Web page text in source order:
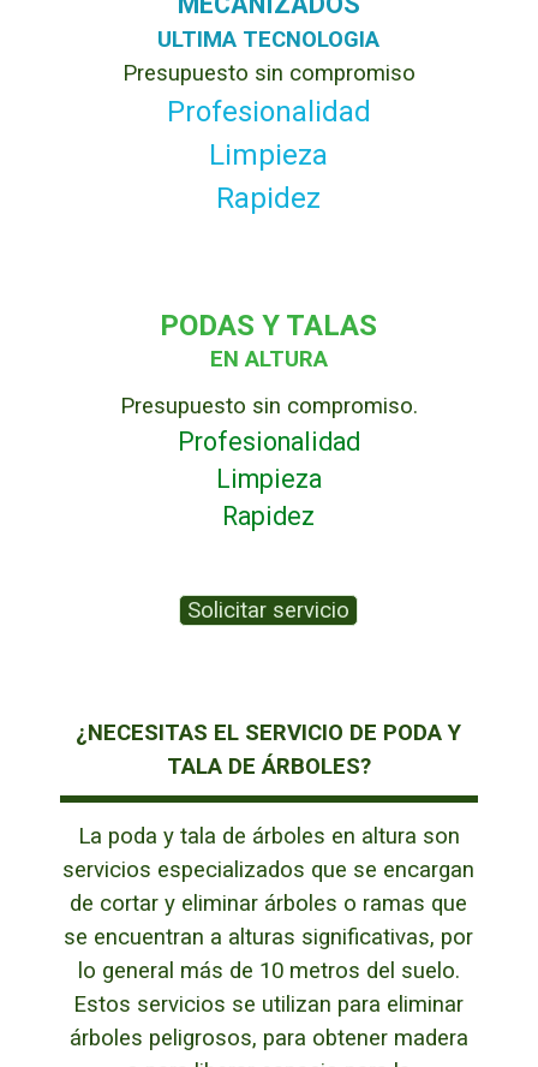
ULTIMA TECNOLOGIA
Presupuesto sin compromiso
Profesionalidad
Limpieza
Rapidez
PODAS Y TALAS
EN ALTURA
Presupuesto sin compromiso.
Profesionalidad
Limpieza
Rapidez
Solicitar servicio
¿NECESITAS EL SERVICIO DE PODA Y
TALA DE ÁRBOLES?
La poda y tala de árboles en altura son
servicios especializados que se encargan
de cortar y eliminar árboles o ramas que
se encuentran a alturas significativas, por
lo general más de 10 metros del suelo.
Estos servicios se utilizan para eliminar
árboles peligrosos, para obtener madera